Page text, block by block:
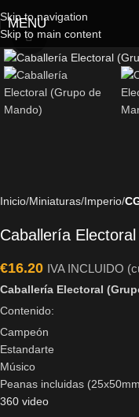
Skip to navigation
Skip to main content
MENU
Click to enlarge
Inicio Miniaturas Imperio
Caballería
€16.20 IVA INCLUIDO
Caballería Electoral
Contenido:
Campeón
Estandarte
Músico
Peanas incluidas
360 video